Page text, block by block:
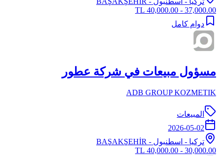
37,000.00 - 40,000.00 TL
دوام كامل
مسؤول مبيعات في شركة عطور
ADB GROUP KOZMETIK
المبيعات
2026-05-02
تركيا - اسطنبول - BAŞAKŞEHİR
30,000.00 - 40,000.00 TL